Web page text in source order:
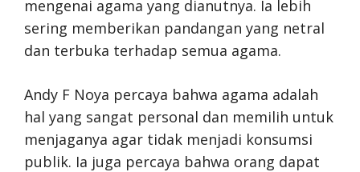
mengenai agama yang dianutnya. Ia lebih
sering memberikan pandangan yang netral
dan terbuka terhadap semua agama.
Andy F Noya percaya bahwa agama adalah
hal yang sangat personal dan memilih untuk
menjaganya agar tidak menjadi konsumsi
publik. Ia juga percaya bahwa orang dapat